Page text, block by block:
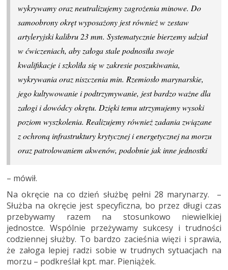
wykrywamy oraz neutralizujemy zagrożenia minowe. Do
samoobrony okręt wyposażony jest również w zestaw
artyleryjski kalibru 23 mm. Systematycznie bierzemy udział
w ćwiczeniach, aby załoga stale podnosiła swoje
kwalifikacje i szkoliła się w zakresie poszukiwania,
wykrywania oraz niszczenia min. Rzemiosło marynarskie,
jego kultywowanie i podtrzymywanie, jest bardzo ważne dla
załogi i dowódcy okrętu. Dzięki temu utrzymujemy wysoki
poziom wyszkolenia. Realizujemy również zadania związane
z ochroną infrastruktury krytycznej i energetycznej na morzu
oraz patrolowaniem akwenów, podobnie jak inne jednostki
– mówił.
Na okręcie na co dzień służbę pełni 28 marynarzy. –
Służba na okręcie jest specyficzna, bo przez długi czas
przebywamy razem na stosunkowo niewielkiej
jednostce. Wspólnie przeżywamy sukcesy i trudności
codziennej służby. To bardzo zacieśnia więzi i sprawia,
że załoga lepiej radzi sobie w trudnych sytuacjach na
morzu – podkreślał kpt. mar. Pieniążek.